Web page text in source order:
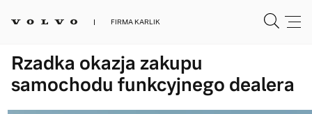
FIRMA KARLIK
Rzadka okazja zakupu
samochodu funkcyjnego dealera